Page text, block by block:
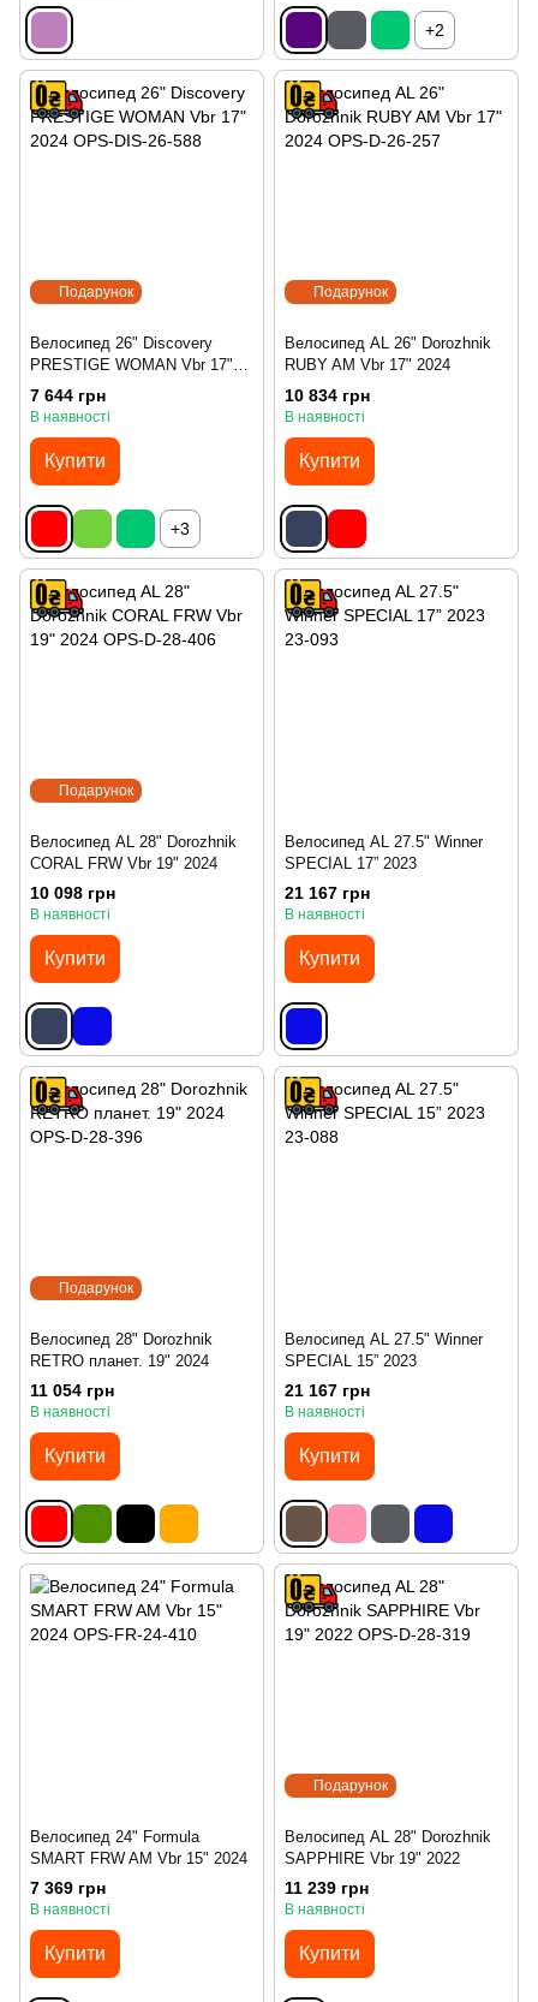
+2
Подарунок
Велосипед 26" Discovery
PRESTIGE WOMAN Vbr 17"
2024
7 644 грн
В наявності
Купити
+3
Подарунок
Велосипед AL 26" Dorozhnik
RUBY AM Vbr 17" 2024
10 834 грн
В наявності
Купити
Подарунок
Велосипед AL 28" Dorozhnik
CORAL FRW Vbr 19" 2024
10 098 грн
В наявності
Купити
Велосипед AL 27.5" Winner
SPECIAL 17” 2023
21 167 грн
В наявності
Купити
Подарунок
Велосипед 28" Dorozhnik
RETRO планет. 19" 2024
11 054 грн
В наявності
Купити
Велосипед AL 27.5" Winner
SPECIAL 15” 2023
21 167 грн
В наявності
Купити
Велосипед 24" Formula
SMART FRW AM Vbr 15" 2024
7 369 грн
В наявності
Купити
Подарунок
Велосипед AL 28" Dorozhnik
SAPPHIRE Vbr 19" 2022
11 239 грн
В наявності
Купити